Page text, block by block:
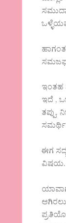
ಇಂತಹ
ಇದೆ ,
ತಪ್ಪು.
ಈಗ
ವಿಷಯ.